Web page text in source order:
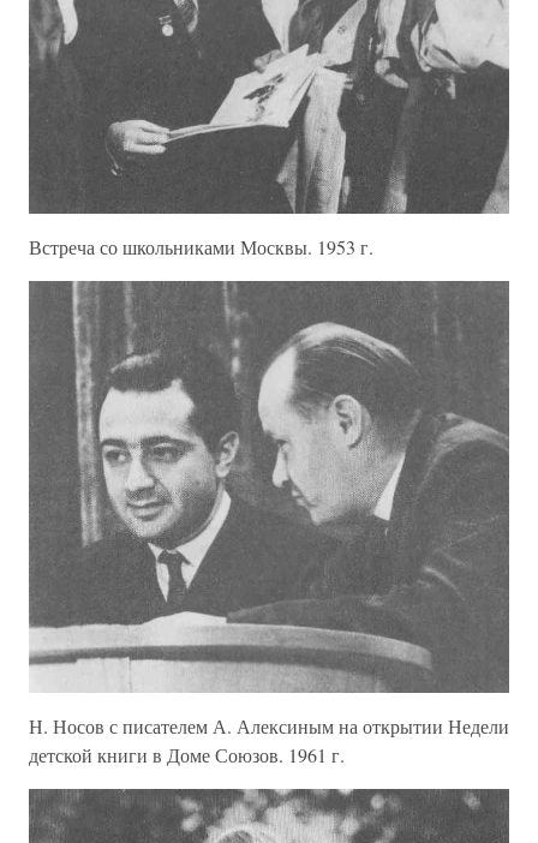
Встреча со школьниками Москвы. 1953 г.
Н. Носов с писателем А. Алексиным на открытии Недели
детской книги в Доме Союзов. 1961 г.